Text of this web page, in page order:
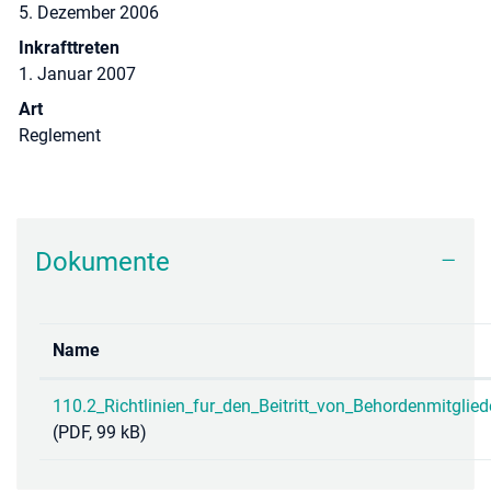
5. Dezember 2006
Inkrafttreten
1. Januar 2007
Art
Reglement
Dokumente
Name
(PDF, 99 kB)